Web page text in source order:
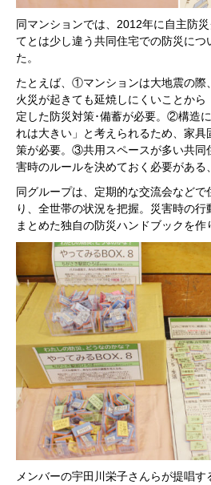
同マンションでは、2012年に自主防
てとは少し違う共同住宅での防災につ
た。
たとえば、①マンションは大地震の際
火災が起きても延焼しにくいことか
定した防災対策･備蓄が必要。②構造
れは大きい」と考えられるため、家
策が必要。③共用スペースが多い共同
害時のルールを決めておく必要がある
同グループは、定期的な交流会などで
り、全世帯の状況を把握。災害時の
まとめた独自の防災ハンドブックを作
メンバーの宇田川栄子さんらが提唱